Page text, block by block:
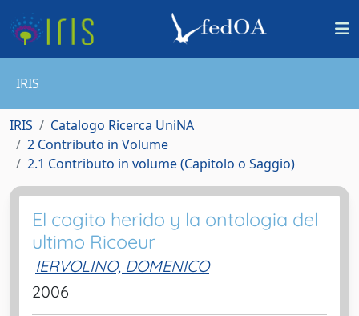
IRIS
IRIS
Catalogo Ricerca UniNA
2 Contributo in Volume
2.1 Contributo in volume (Capitolo o Saggio)
El cogito herido y la ontologia del
ultimo Ricoeur
IERVOLINO, DOMENICO
2006